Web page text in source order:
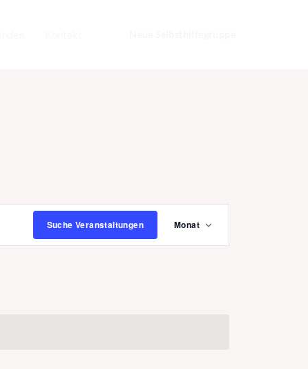
Suche Veranstaltungen
Navigation
Monat